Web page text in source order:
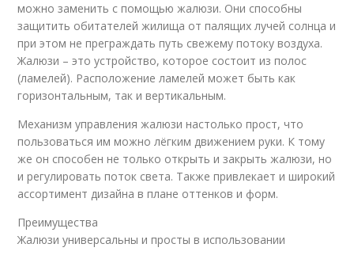
можно заменить с помощью жалюзи. Они способны
защитить обитателей жилища от палящих лучей солнца и
при этом не преграждать путь свежему потоку воздуха.
Жалюзи – это устройство, которое состоит из полос
(ламелей). Расположение ламелей может быть как
горизонтальным, так и вертикальным.
Механизм управления жалюзи настолько прост, что
пользоваться им можно лёгким движением руки. К тому
же он способен не только открыть и закрыть жалюзи, но
и регулировать поток света. Также привлекает и широкий
ассортимент дизайна в плане оттенков и форм.
Преимущества
Жалюзи универсальны и просты в использовании